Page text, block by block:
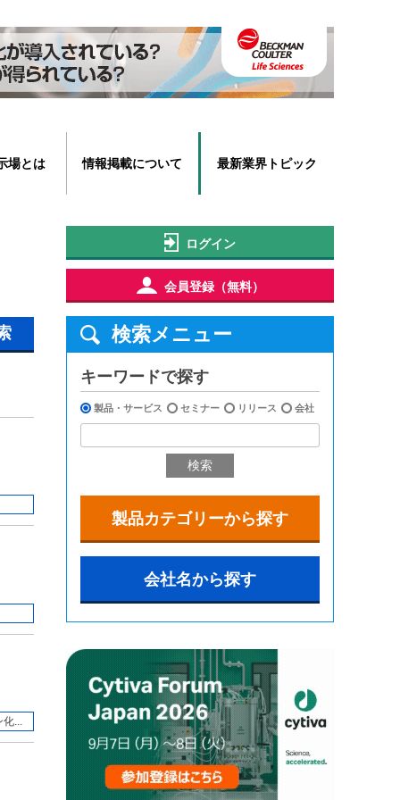
場とは 情報掲載について 最新業界トピック
化...
ログイン
会員登録（無料）
検索メニュー
キーワードで探す
製品・サービス セミナー リリース 会社
検索
製品カテゴリーから探す
会社名から探す